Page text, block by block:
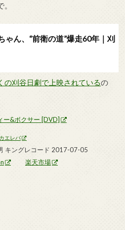
ん、“前衛の道”爆走60年｜刈
の刈谷日劇で上映されているの
ー&ボクサー [DVD]
カエレバ
キングレコード 2017-07-05
楽天市場